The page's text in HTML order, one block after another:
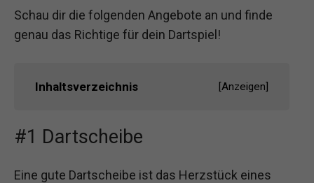
Schau dir die folgenden Angebote an und finde
genau das Richtige für dein Dartspiel!
Inhaltsverzeichnis [Anzeigen]
#1 Dartscheibe
Eine gute Dartscheibe ist das Herzstück eines